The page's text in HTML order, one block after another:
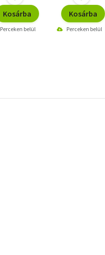
Kosárba
Perceken belül
Kosárba
Perceken belül